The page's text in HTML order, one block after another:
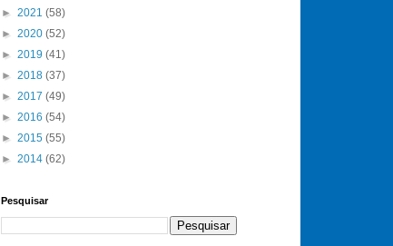
► 2021 (58)
► 2020 (52)
► 2019 (41)
► 2018 (37)
► 2017 (49)
► 2016 (54)
► 2015 (55)
► 2014 (62)
Pesquisar